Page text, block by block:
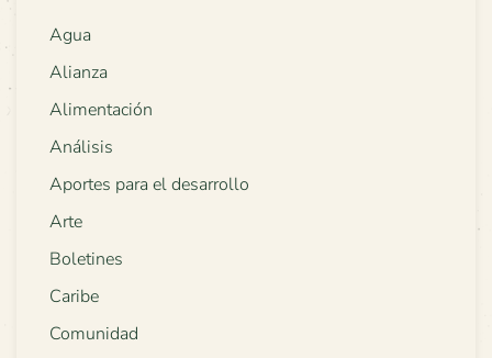
Agua
Alianza
Alimentación
Análisis
Aportes para el desarrollo
Arte
Boletines
Caribe
Comunidad